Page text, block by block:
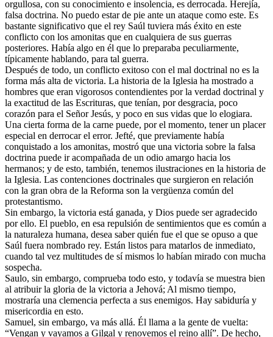
orgullosa, con su conocimiento e insolencia, es derrocada. Herejía,
falsa doctrina. No puedo estar de pie ante un ataque como este. Es
bastante significativo que el rey Saúl tuviera más éxito en este
conflicto con los amonitas que en cualquiera de sus guerras
posteriores. Había algo en él que lo preparaba peculiarmente,
típicamente hablando, para tal guerra.
Después de todo, un conflicto exitoso con el mal doctrinal no es la
forma más alta de victoria. La historia de la Iglesia ha mostrado a
hombres que eran vigorosos contendientes por la verdad doctrinal y
la exactitud de las Escrituras, que tenían, por desgracia, poco
corazón para el Señor Jesús, y poco en sus vidas que lo elogiara.
Una cierta forma de la carne puede, por el momento, tener un placer
especial en derrocar el error. Jefté, que previamente había
conquistado a los amonitas, mostró que una victoria sobre la falsa
doctrina puede ir acompañada de un odio amargo hacia los
hermanos; y de esto, también, tenemos ilustraciones en la historia de
la Iglesia. Las contenciones doctrinales que surgieron en relación
con la gran obra de la Reforma son la vergüenza común del
protestantismo.
Sin embargo, la victoria está ganada, y Dios puede ser agradecido
por ello. El pueblo, en esa repulsión de sentimientos que es común a
la naturaleza humana, desea saber quién fue el que se opuso a que
Saúl fuera nombrado rey. Están listos para matarlos de inmediato,
cuando tal vez multitudes de sí mismos lo habían mirado con mucha
sospecha.
Saulo, sin embargo, comprueba todo esto, y todavía se muestra bien
al atribuir la gloria de la victoria a Jehová; Al mismo tiempo,
mostraría una clemencia perfecta a sus enemigos. Hay sabiduría y
misericordia en esto.
Samuel, sin embargo, va más allá. Él llama a la gente de vuelta:
“Vengan y vayamos a Gilgal y renovemos el reino allí”. De hecho,